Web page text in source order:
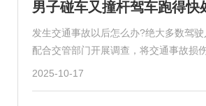
男子碰车又撞杆驾车跑得快
发生交通事故以后怎么办?绝大多数驾
配合交管部门开展调查，将交通事故损
2025-10-17